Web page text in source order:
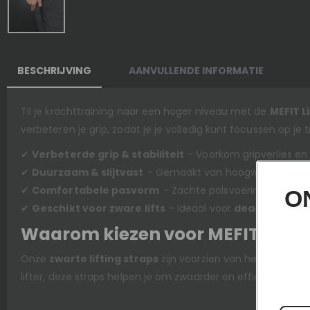
BESCHRIJVING AANVULLENDE INFORMATIE
Til je krachttraining naar een hoger niveau met de MEFIT
verbeteren je grip, zodat je je volledig kunt focussen op je
✔ Verbeterde grip & stabiliteit – Voorkom gripverlies
✔ Duurzaam & slijtvast – Gemaakt van hoogwaardig
✔ Comfortabele pasvorm – Zachte polsvoering
✔ Geschikt voor zware lifts – Ideaal voor deadlifts,
Waarom kiezen voor MEFIT
Onze zwarte lifting straps zijn voorzien van het
lifter, deze straps helpen je om zwaarder en efficiënter te